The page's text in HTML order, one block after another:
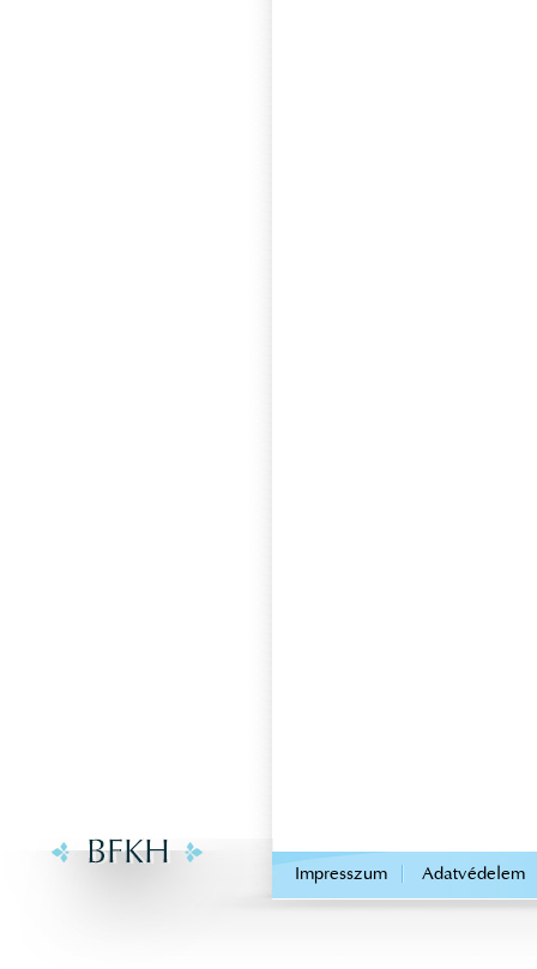
. Impresszum Adatvédelem